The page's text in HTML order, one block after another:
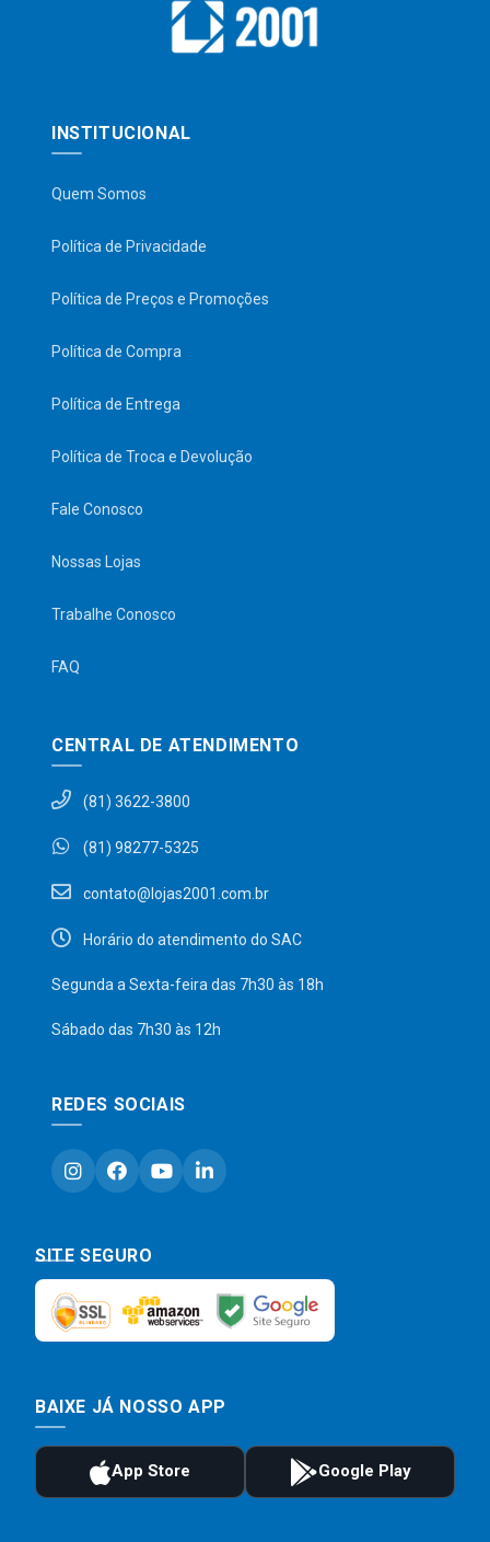
INSTITUCIONAL
Quem Somos
Política de Privacidade
Política de Preços e Promoções
Política de Compra
Política de Entrega
Política de Troca e Devolução
Fale Conosco
Nossas Lojas
Trabalhe Conosco
FAQ
CENTRAL DE ATENDIMENTO
(81) 3622-3800
(81) 98277-5325
contato@lojas2001.com.br
Horário do atendimento do SAC
Segunda a Sexta-feira das 7h30 às 18h
Sábado das 7h30 às 12h
REDES SOCIAIS
SITE SEGURO
BAIXE JÁ NOSSO APP